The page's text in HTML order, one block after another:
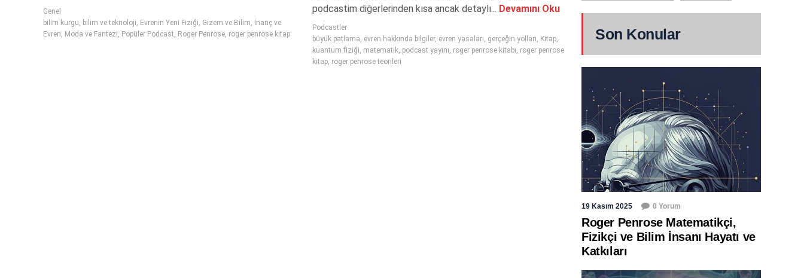
Genel
bilim kurgu, bilim ve teknoloji, Evrenin Yeni Fiziği, Gizem ve Bilim, İnanç ve
Evren, Moda ve Fantezi, Popüler Podcast, Roger Penrose, roger penrose kitap
podcastim diğerlerinden kısa ancak detaylı... Devamını Oku
Podcastler
büyük patlama, evren hakkında bilgiler, evren yasaları, gerçeğin yolları, Kitap,
kuantum fiziği, matematik, podcast yayını, roger penrose kitabı, roger penrose
kitap, roger penrose teorileri
Son Konular
19 Kasım 2025 0 Yorum
Roger Penrose Matematikçi,
Fizikçi ve Bilim İnsanı Hayatı ve
Katkıları